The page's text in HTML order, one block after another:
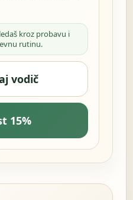
kroz probavu i
rutinu.
vodič
15%